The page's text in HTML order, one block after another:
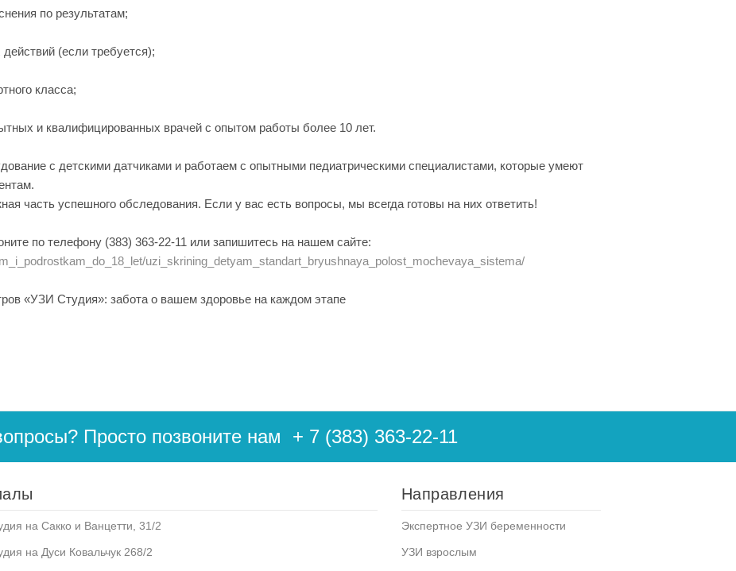
по результатам;
(если требуется);
класса;
и квалифицированных врачей с опытом работы более 10 лет.
с детскими датчиками и работаем с опытными педиатрическими специалистами, которые умеют
часть успешного обследования. Если у вас есть вопросы, мы всегда готовы на них ответить!
по телефону (383) 363-22-11 или запишитесь на нашем сайте:
uzi_skrining_detyam_standart_bryushnaya_polost_mochevaya_sistema/
«УЗИ Студия»: забота о вашем здоровье на каждом этапе
Просто позвоните нам + 7 (383) 363-22-11
на Сакко и Ванцетти, 31/2
на Дуси Ковальчук 268/2
Направления
Экспертное УЗИ беременности
УЗИ взрослым